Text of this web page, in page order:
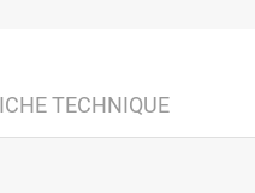
TECHNIQUE